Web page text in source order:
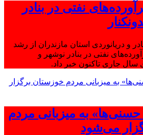
نفتی در بنادر
و دریانوردی استان مازندران از رشد
نفتی در بنادر نوشهر و
سال جاری تاکنون خبر داد.
به میزبانی مردم
می‌شود